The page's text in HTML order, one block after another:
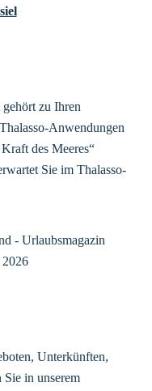
gehört zu Ihren
Anwendungen
des Meeres“
Sie im Thalasso-
Unterkünften,
in unserem